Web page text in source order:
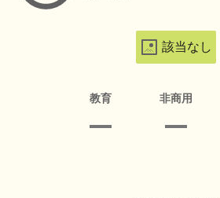
該当なし
教育 非商用